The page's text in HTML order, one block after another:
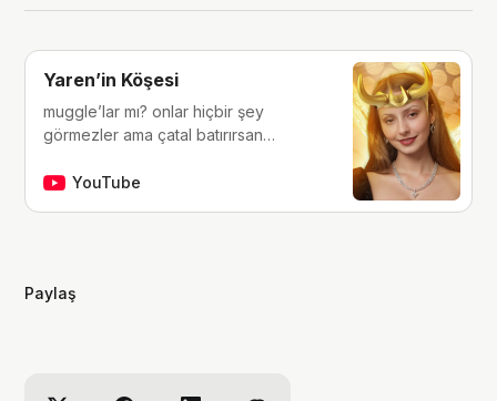
Yaren’in Köşesi
muggle’lar mı? onlar hiçbir şey
görmezler ama çatal batırırsan
çocukluğumdan beri tutkunu olduğum
de bana eşlik etmek isterseniz,
YouTube
Paylaş